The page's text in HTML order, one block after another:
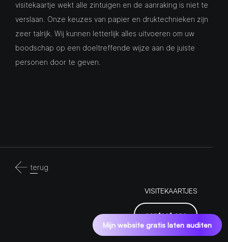
visitekaartje wekt alle zintuigen en de aanraking is niet te
verslaan. Onze keuzes van papier en druktechnieken zijn
zeer talrijk. Wij kunnen letterlijk alles uitvoeren om uw
boodschap op een doeltreffende wijze aan de juiste
personen door te geven.
terug
contact ons
VISITEKAARTJES
Mijn website gratis laten auditen